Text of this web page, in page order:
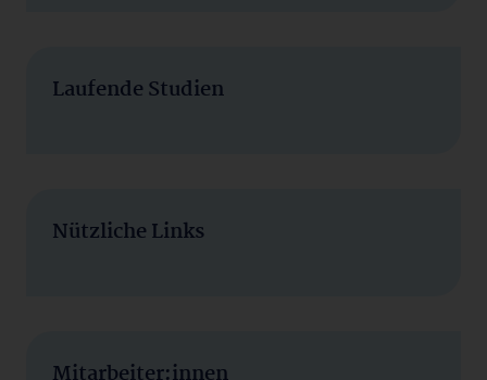
Laufende Studien
Nützliche Links